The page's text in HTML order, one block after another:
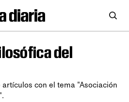
del
con el tema "Asociación